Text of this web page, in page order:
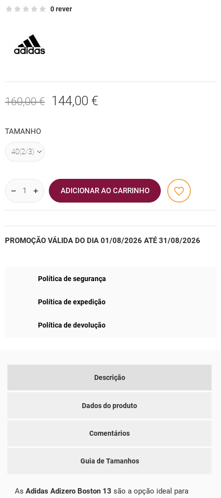
0 rever
160,00 € 144,00 €
TAMANHO
ADICIONAR AO CARRINHO favorite_border
PROMOÇÃO VÁLIDA DO DIA 01/08/2026 ATÉ 31/08/2026
Política de segurança
Política de expedição
Política de devolução
Descrição
Dados do produto
Comentários
Guia de Tamanhos
As Adidas Adizero Boston 13 são a opção ideal para